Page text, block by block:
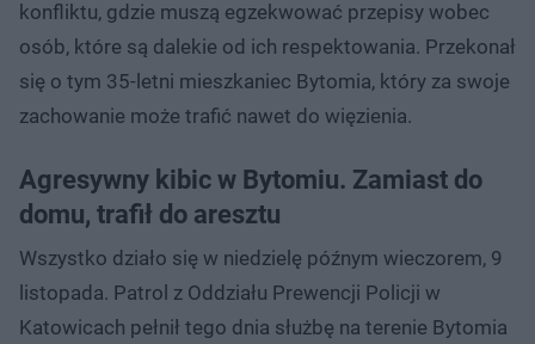
konfliktu, gdzie muszą egzekwować przepisy wobec
osób, które są dalekie od ich respektowania. Przekonał
się o tym 35-letni mieszkaniec Bytomia, który za swoje
zachowanie może trafić nawet do więzienia.
Agresywny kibic w Bytomiu. Zamiast do
domu, trafił do aresztu
Wszystko działo się w niedzielę późnym wieczorem, 9
listopada. Patrol z Oddziału Prewencji Policji w
Katowicach pełnił tego dnia służbę na terenie Bytomia